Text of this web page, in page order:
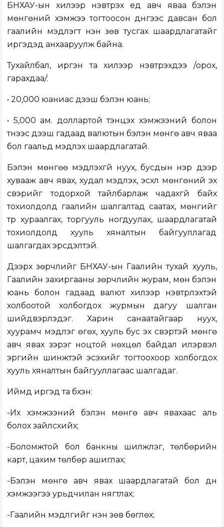
БНХАУ-ын хилээр нэвтрэх үед авч яваа бэлэн
мөнгөний хэмжээ тогтоосон дүнгээс давсан бол
гаалийн мэдүүлэгт үнэн зөв тусгах шаардлагатайг
иргэдэд анхааруулж байна.
Тухайлбал, иргэн та хилээр нэвтрэхдээ /орох,
гарахдаа/:
• 20,000 юаниас дээш бэлэн юань;
• 5,000 ам. доллартой тэнцэх хэмжээний болон
түүнээс дээш гадаад валютын бэлэн мөнгө авч яваа
бол гаальд мэдүүлэх шаардлагатай.
Бэлэн мөнгөө мэдүүлэхгүй нуух, бусдын нэр дээр
хувааж авч явах, худал мэдүүлэх, эсхүл мөнгөний эх
үүсвэрийг тодорхой тайлбарлаж чадахгүй байх
тохиолдолд гаалийн шалгалтад саатах, мөнгийг
түр хураалгах, торгууль ногдуулах, шаардлагатай
тохиолдолд хууль хяналтын байгууллагад
шалгагдах эрсдэлтэй.
Дээрх зөрчлийг БНХАУ-ын Гаалийн тухай хууль,
Гаалийн захиргааны зөрчлийн журам, мөн бэлэн
юань болон гадаад валют хилээр нэвтрүүлэхтэй
холбоотой холбогдох журмын дагуу шалган
шийдвэрлэдэг. Харин санаатайгаар нуух,
хуурамч мэдүүлэг өгөх, хууль бус эх үүсвэртэй мөнгө
авч явах зэрэг ноцтой нөхцөл байдал илэрвэл
эрүүгийн шинжтэй эсэхийг тогтоохоор холбогдох
хууль хяналтын байгууллагаас шалгадаг.
Иймд иргэд та бүхэн:
-Их хэмжээний бэлэн мөнгө авч явахаас аль
болох зайлсхийх;
-Боломжтой бол банкны шилжүүлэг, төлбөрийн
карт, цахим төлбөр ашиглах;
-Бэлэн мөнгө авч явах шаардлагатай бол дүн
хэмжээгээ урьдчилан нягтлах;
-Гаалийн мэдүүлгийг үнэн зөв бөглөх;